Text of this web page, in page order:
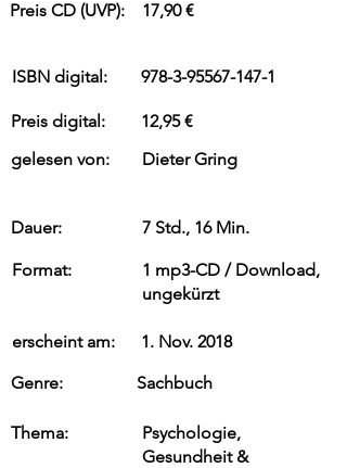
Preis CD (UVP):
17,90 €
ISBN digital:
Preis digital:
gelesen von:
978-3-95567-147-1
12,95 €
Dieter Gring
Dauer:
Format:
erscheint am:
Genre:
Thema:
7 Std., 16 Min.
1 mp3-CD / Download,
ungekürzt
1. Nov. 2018
Sachbuch
Psychologie,
Gesundheit &